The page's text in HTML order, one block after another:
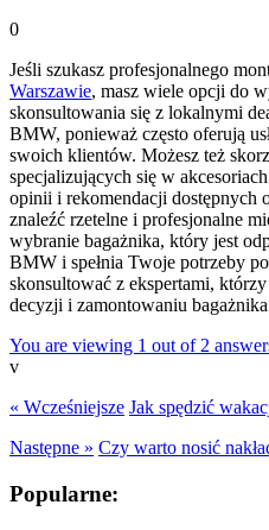
0
Jeśli szukasz profesjonalnego
Warszawie, masz wiele opcji do
skonsultowania się z lokalnymi
BMW, ponieważ często oferują
swoich klientów. Możesz też
specjalizujących się w
opinii i rekomendacji dostępnych
znaleźć rzetelne i profesjonalne
wybranie bagażnika, który jest
BMW i spełnia Twoje potrzeby
skonsultować z ekspertami,
decyzji i zamontowaniu
You are viewing 1 out of 2
v
« Wcześniejsze Jak spędzić
Następne » Czy warto nosić
Popularne: